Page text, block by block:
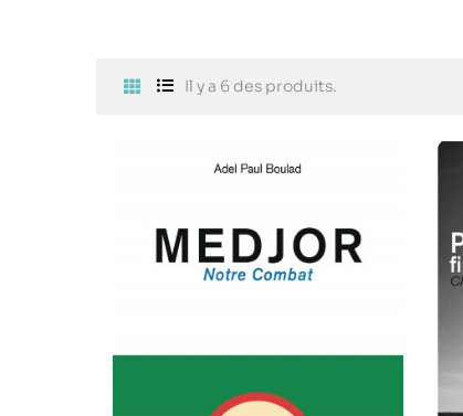
Il y a 6 des produits.